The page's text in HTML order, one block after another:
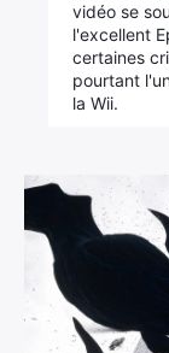
vidéo se
l'excellent
certaines
pourtant
la Wii.